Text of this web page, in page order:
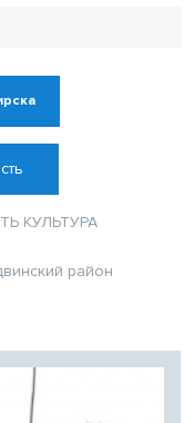
КУЛЬТУРА
район